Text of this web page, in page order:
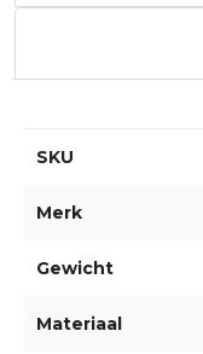
SKU
Merk
Gewicht
Materiaal